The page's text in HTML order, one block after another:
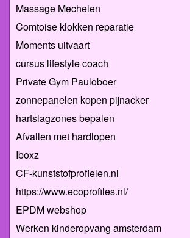
Massage Mechelen
Comtoise klokken reparatie
Moments uitvaart
cursus lifestyle coach
Private Gym Pauloboer
zonnepanelen kopen pijnacker
hartslagzones bepalen
Afvallen met hardlopen
Iboxz
CF-kunststofprofielen.nl
https://www.ecoprofiles.nl/
EPDM webshop
Werken kinderopvang amsterdam